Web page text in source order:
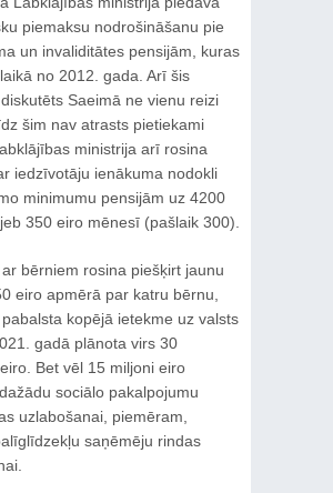
piemaksu nodrošināšanu pie
un invaliditātes pensijām, kuras
no 2012. gada. Arī šis
Saeimā ne vienu reizi
šim nav atrasts pietiekami
ministrija arī rosina
iedzīvotāju ienākuma nodokli
minimumu pensijām uz 4200
350 eiro mēnesī (pašlaik 300).
bērniem rosina piešķirt jaunu
eiro apmērā par katru bērnu,
kopējā ietekme uz valsts
gadā plānota virs 30
Bet vēl 15 miljoni eiro
sociālo pakalpojumu
uzlabošanai, piemēram,
saņēmēju rindas